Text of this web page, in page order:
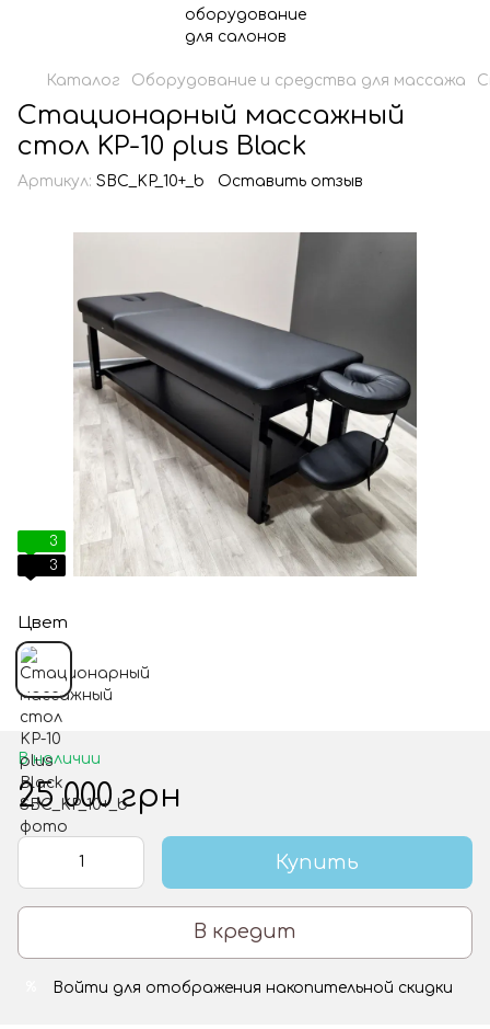
Каталог Оборудование и средства для массажа
Стационарный массажный
стол KP-10 plus Black
Артикул: SBC_KP_10+_b Оставить отзыв
3
3
Цвет
В наличии
25 000 грн
Купить
В кредит
Войти для отображения накопительной скидки